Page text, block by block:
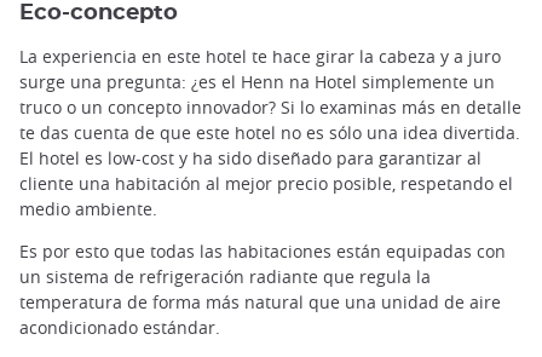
Eco-concepto
La experiencia en este hotel te hace girar la cabeza y a juro
surge una pregunta: ¿es el Henn na Hotel simplemente un
truco o un concepto innovador? Si lo examinas más en detalle
te das cuenta de que este hotel no es sólo una idea divertida.
El hotel es low-cost y ha sido diseñado para garantizar al
cliente una habitación al mejor precio posible, respetando el
medio ambiente.
Es por esto que todas las habitaciones están equipadas con
un sistema de refrigeración radiante que regula la
temperatura de forma más natural que una unidad de aire
acondicionado estándar.